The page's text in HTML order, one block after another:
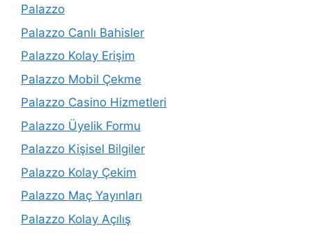
Palazzo
Palazzo Canlı Bahisler
Palazzo Kolay Erişim
Palazzo Mobil Çekme
Palazzo Casino Hizmetleri
Palazzo Üyelik Formu
Palazzo Kişisel Bilgiler
Palazzo Kolay Çekim
Palazzo Maç Yayınları
Palazzo Kolay Açılış